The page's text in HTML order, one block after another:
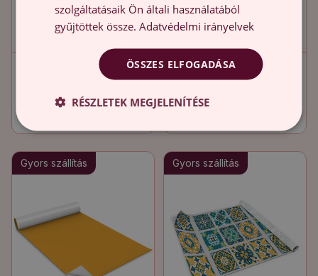
Bútormatrica Boldog
Bútormatrica Régi
Gyors szállítás Gyors szállítás
szolgáltatásaik Ön általi használatából
gyűjtöttek össze.Adatvédelmi irányelvek
ÖSSZES ELFOGADÁSA
RÉSZLETEK MEGJELENÍTÉSE